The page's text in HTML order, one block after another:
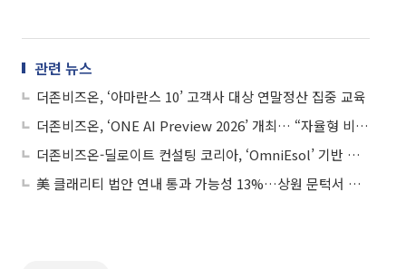
관련 뉴스
더존비즈온, ‘아마란스 10’ 고객사 대상 연말정산 집중 교육
더존비즈온, ‘ONE AI Preview 2026’ 개최… “자율형 비즈니스 시대로”
더존비즈온-딜로이트 컨설팅 코리아, ‘OmniEsol’ 기반 대외사업 확대ㆍ글로벌 공략
美 클래리티 법안 연내 통과 가능성 13%…상원 문턱서 제동